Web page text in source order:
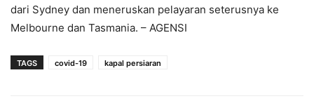
dari Sydney dan meneruskan pelayaran seterusnya ke
Melbourne dan Tasmania. – AGENSI
TAGS covid-19 kapal persiaran